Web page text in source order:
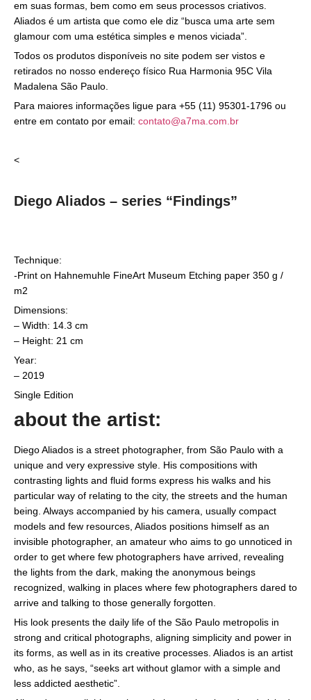
em suas formas, bem como em seus processos criativos.
Aliados é um artista que como ele diz “busca uma arte sem
glamour com uma estética simples e menos viciada”.
Todos os produtos disponíveis no site podem ser vistos e
retirados no nosso endereço físico Rua Harmonia 95C Vila
Madalena São Paulo.
Para maiores informações ligue para +55 (11) 95301-1796 ou
entre em contato por email: contato@a7ma.com.br
<
Diego Aliados – series “Findings”
Technique:
-Print on Hahnemuhle FineArt Museum Etching paper 350 g /
m2
Dimensions:
– Width: 14.3 cm
– Height: 21 cm
Year:
– 2019
Single Edition
about the artist:
Diego Aliados is a street photographer, from São Paulo with a
unique and very expressive style. His compositions with
contrasting lights and fluid forms express his walks and his
particular way of relating to the city, the streets and the human
being. Always accompanied by his camera, usually compact
models and few resources, Aliados positions himself as an
invisible photographer, an amateur who aims to go unnoticed in
order to get where few photographers have arrived, revealing
the lights from the dark, making the anonymous beings
recognized, walking in places where few photographers dared to
arrive and talking to those generally forgotten.
His look presents the daily life of the São Paulo metropolis in
strong and critical photographs, aligning simplicity and power in
its forms, as well as in its creative processes. Aliados is an artist
who, as he says, “seeks art without glamor with a simple and
less addicted aesthetic”.